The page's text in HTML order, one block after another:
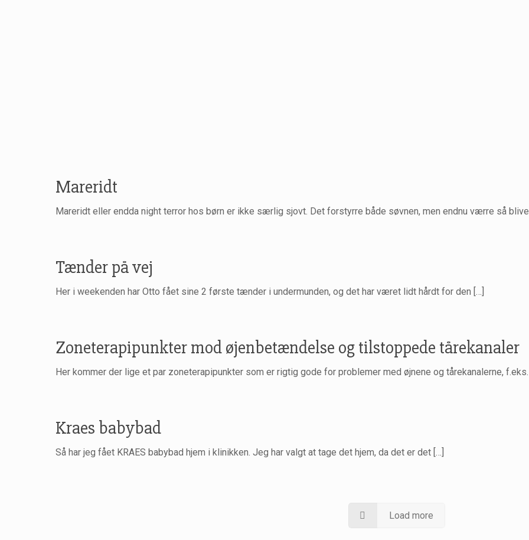
Mareridt
Mareridt eller endda night terror hos børn er ikke særlig sjovt. Det forstyrre både søvnen, men endnu værre så
Tænder på vej
Her i weekenden har Otto fået sine 2 første tænder i undermunden, og det har været lidt hårdt for den […]
Zoneterapipunkter mod øjenbetændelse og tilstoppede tårekanaler
Her kommer der lige et par zoneterapipunkter som er rigtig gode for problemer med øjnene og tårekanalerne,
Kraes babybad
Så har jeg fået KRAES babybad hjem i klinikken. Jeg har valgt at tage det hjem, da det er det […]
Load more